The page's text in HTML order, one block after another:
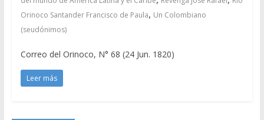
Orinoco Santander Francisco de Paula, Un Colombiano
(seudónimos)
Correo del Orinoco, N° 68 (24 Jun. 1820)
Leer más